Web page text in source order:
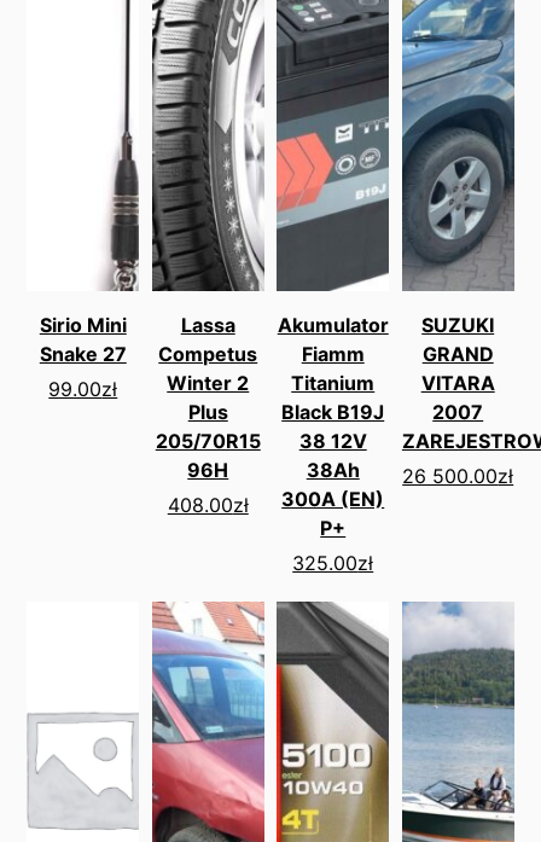
Sirio Mini
Snake 27
99.00zł
Lassa
Competus
Winter 2
Plus
205/70R15
96H
408.00zł
Akumulator
Fiamm
Titanium
Black B19J
38 12V
38Ah
300A (EN)
P+
325.00zł
SUZUKI
GRAND
VITARA
2007
26 500.00zł